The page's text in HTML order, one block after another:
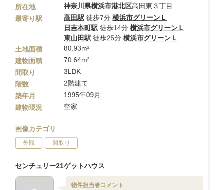
所在地 神奈川県横浜市港北区高田東３丁目
最寄り駅
高田駅 徒歩7分 横浜市グリーンＬ
日吉本町駅 徒歩14分 横浜市グリーンＬ
東山田駅 徒歩25分 横浜市グリーンＬ
土地面積
80.93m²
建物面積
70.64m²
間取り
3LDK
階数
2階建て
築年月
1995年09月
建物現況
空家
画像カテゴリ
外観 間取り
センチュリー21ゲットハウス
物件担当者コメント